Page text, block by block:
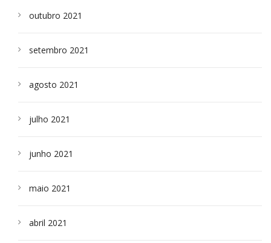
outubro 2021
setembro 2021
agosto 2021
julho 2021
junho 2021
maio 2021
abril 2021